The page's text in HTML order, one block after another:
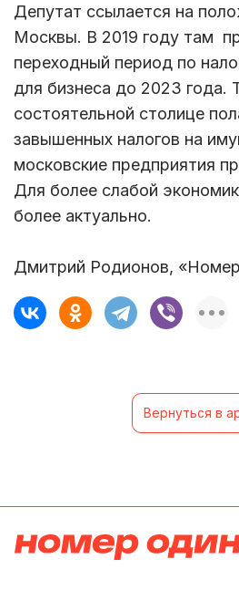
Депутат ссылается на
Москвы. В 2019 году там
переходный период по
для бизнеса до 2023 года.
состоятельной столице
завышенных налогов на
московские предприятия
Для более слабой
более актуально.
Дмитрий Родионов,
Вернуться в